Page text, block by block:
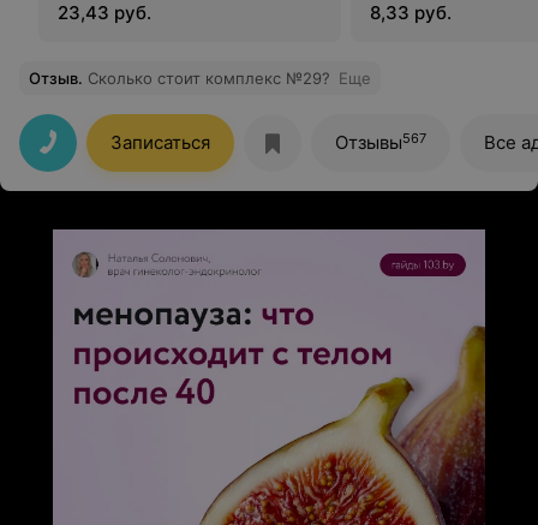
23,43 руб.
8,33 руб.
Отзыв. Сколько стоит комплекс №29? Еще
Записаться Отзывы567 Все